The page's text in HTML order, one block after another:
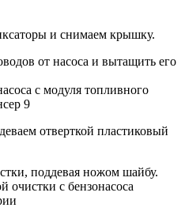
и снимаем крышку.
от насоса и вытащить его
отверткой пластиковый
поддевая ножом шайбу.